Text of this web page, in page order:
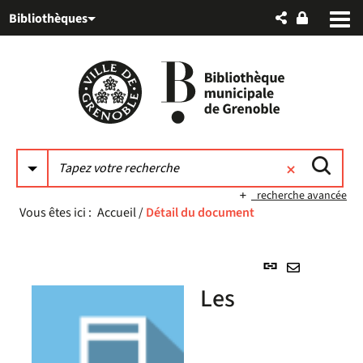
au
auBibliothèques
recherche avancée
Vous êtes ici : Accueil/Détail du document
Lien
Les